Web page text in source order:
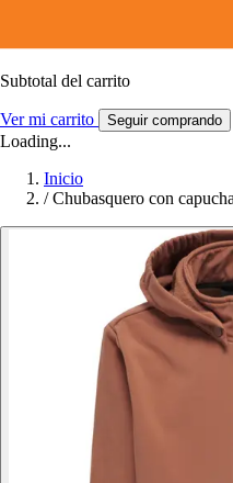
Subtotal del carrito
Ver mi carrito Seguir comprando
Loading...
Inicio
/ Chubasquero con